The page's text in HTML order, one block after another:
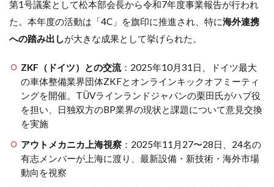
ケース3
社で経
営改革
に本気
4.2.2
【もの
パー
ト】俺
の
シンナ
ー不足
対策の
第1号議案として松本部会長から令和7年度事業報告が行われ
た。本年度の活動は「4C」を旗印に推進され、特に海外連携
への踏み出しが大きな成果として挙げられた。
ZKF（ドイツ）との交流：2025年10月31日、ドイツ最大
の車体整備業界団体ZKFとオンラインキックオフミーティ
ングを開催。TÜVラインランドジャパンの栗田氏がハブ役
を担い、日独双方のBP業界の現状と課題について意見交換
を実施
アウトメカニカ上海視察：2025年11月27〜28日、24名の
有志メンバーが上海に渡り、最新設備・新技術・海外市場
動向を視察